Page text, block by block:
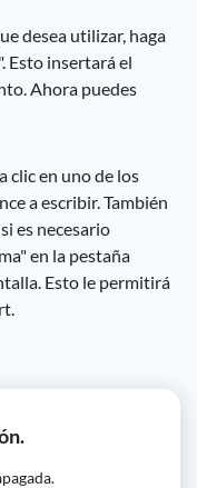
desea utilizar, haga
Esto insertará el
Ahora puedes
clic en uno de los
a escribir. También
es necesario
en la pestaña
Esto le permitirá